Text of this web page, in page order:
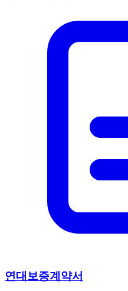
연대보증계약서